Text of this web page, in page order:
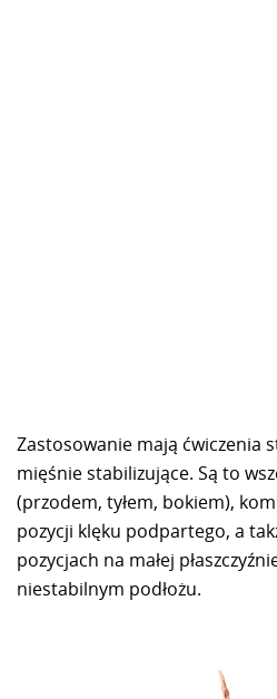
Zastosowanie mają ćwiczenia
mięśnie stabilizujące. Są to
(przodem, tyłem, bokiem),
pozycji klęku podpartego, a
pozycjach na małej
niestabilnym podłożu.